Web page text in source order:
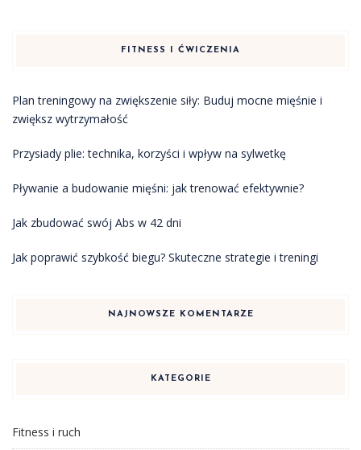
FITNESS I ĆWICZENIA
Plan treningowy na zwiększenie siły: Buduj mocne mięśnie i
zwiększ wytrzymałość
Przysiady plie: technika, korzyści i wpływ na sylwetkę
Pływanie a budowanie mięśni: jak trenować efektywnie?
Jak zbudować swój Abs w 42 dni
Jak poprawić szybkość biegu? Skuteczne strategie i treningi
NAJNOWSZE KOMENTARZE
KATEGORIE
Fitness i ruch